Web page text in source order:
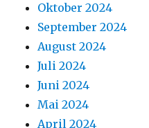
Oktober 2024
September 2024
August 2024
Juli 2024
Juni 2024
Mai 2024
April 2024